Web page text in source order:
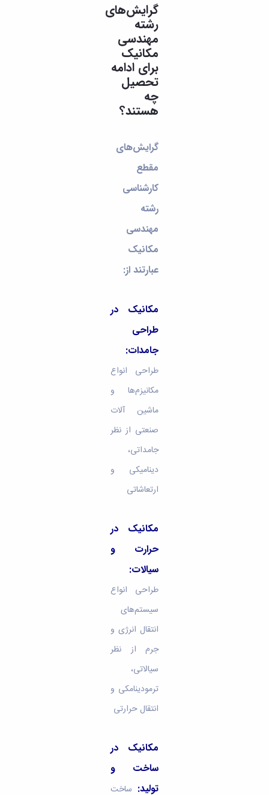
گرایش‌های
رشته
مهندسی
مکانیک
برای ادامه
تحصیل
چه
هستند؟
گرایش‌های
مقطع
کارشناسی
رشته
مهندسی
مکانیک
عبارتند از:
مکانیک در
طراحی
جامدات:
طراحی انواع
مکانیزم‌ها و
ماشین‌ آلات
صنعتی از نظر
جامداتی،
دینامیکی و
ارتعاشاتی
مکانیک در
حرارت و
سیالات:
طراحی انواع
سیستم‌های
انتقال انرژی و
جرم از نظر
سیالاتی،
ترمودینامکی و
انتقال حرارتی
مکانیک در
ساخت و
تولید: ساخت